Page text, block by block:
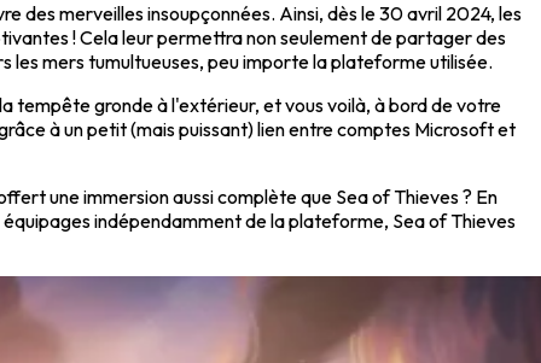
des merveilles insoupçonnées. Ainsi, dès le 30 avril 2024, les
! Cela leur permettra non seulement de partager des
les mers tumultueuses, peu importe la plateforme utilisée.
tempête gronde à l'extérieur, et vous voilà, à bord de votre
à un petit (mais puissant) lien entre comptes Microsoft et
une immersion aussi complète que Sea of Thieves ? En
indépendamment de la plateforme, Sea of Thieves